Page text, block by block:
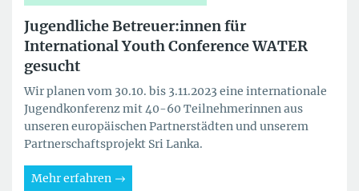
Jugendliche Betreuer:innen für
International Youth Conference WATER
gesucht
Wir planen vom 30.10. bis 3.11.2023 eine internationale
Jugendkonferenz mit 40-60 Teilnehmerinnen aus
unseren europäischen Partnerstädten und unserem
Partnerschaftsprojekt Sri Lanka.
Mehr erfahren